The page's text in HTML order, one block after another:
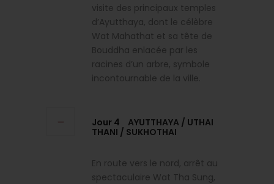
visite des principaux temples
d’Ayutthaya, dont le célèbre
Wat Mahathat et sa tête de
Bouddha enlacée par les
racines d’un arbre, symbole
incontournable de la ville.
Jour 4
AYUTTHAYA / UTHAI
THANI / SUKHOTHAI
En route vers le nord, arrêt au
spectaculaire Wat Tha Sung,